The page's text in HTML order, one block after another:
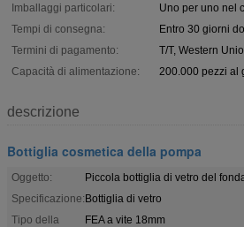
Imballaggi particolari:
Uno per uno nel
Tempi di consegna:
Entro 30 giorni
Termini di pagamento:
T/T, Western
Capacità di alimentazione:
200.000 pezzi al
descrizione
Bottiglia cosmetica della pompa
Oggetto:
Piccola bottiglia di vetro del
Specificazione:Bottiglia di vetro
Tipo della
FEA a vite 18mm